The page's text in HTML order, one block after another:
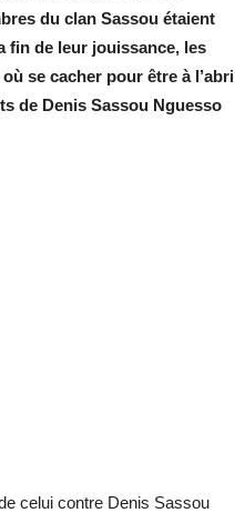
du clan Sassou étaient
fin de leur jouissance, les
se cacher pour être à l’abri
de Denis Sassou Nguesso
celui contre Denis Sassou